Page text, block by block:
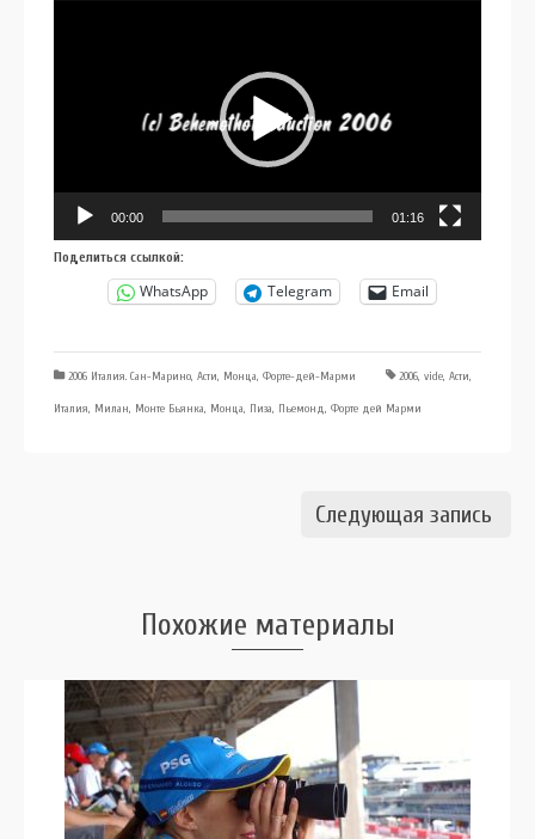
00:00 01:16
Поделиться ссылкой:
WhatsApp Telegram Email
2006 Италия. Сан-Марино, Асти, Монца, Форте-дей-Марми 2006, vide, Асти,
Италия, Милан, Монте Бьянка, Монца, Пиза, Пьемонд, Форте дей Марми
Следующая запись
Похожие материалы